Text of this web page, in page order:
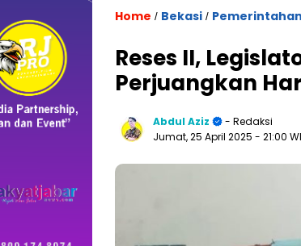
Home / Bekasi / Pemerintahan
Reses II,
Perjuangkan
Abdul Aziz
- Redaksi
Jumat, 25 April 2025 - 21:00